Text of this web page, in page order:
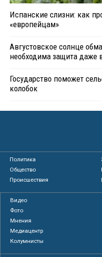
Испанские слизни: как
«европейцам»
Августовское солнце
необходима защита даже
Государство поможет
колобок
Политика
Общество
Происшествия
Видео
Фото
Мнения
Медиацентр
Колумнисты